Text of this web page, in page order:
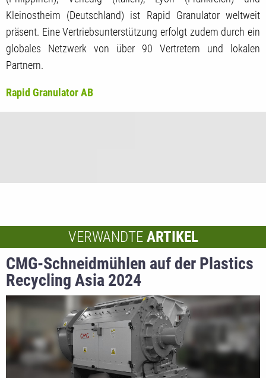
Kleinostheim (Deutschland) ist Rapid Granulator weltweit
präsent. Eine Vertriebsunterstützung erfolgt zudem durch ein
globales Netzwerk von über 90 Vertretern und lokalen
Partnern.
Rapid Granulator AB
VERWANDTE ARTIKEL
CMG-Schneidmühlen auf der Plastics
Recycling Asia 2024